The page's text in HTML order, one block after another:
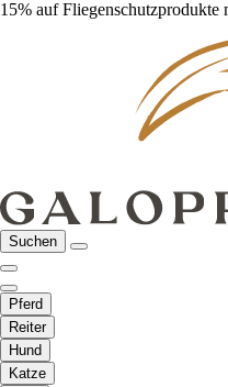
15% auf Fliegenschutzprodukte
Suchen
Pferd
Reiter
Hund
Katze